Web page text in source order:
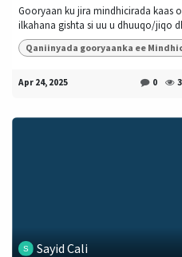
Gooryaan ku jira mindhicirada kaas
ilkahana gishta si uu u dhuuqo/jiqo
Qaniinyada gooryaanka ee
Apr 24, 2025 0
Sayid Cali